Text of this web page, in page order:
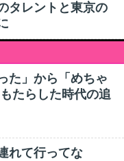
タレントと東京の
た」から「めちゃ
たらした時代の追
れて行ってな